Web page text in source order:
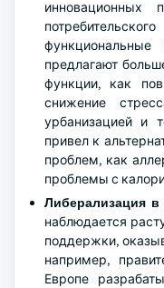
инновационных
функциональные
предлагают
функции, как
снижение
урбанизацией и
привел к
проблем, как
проблемы с
Либерализация в
наблюдается
поддержки,
например,
Европе